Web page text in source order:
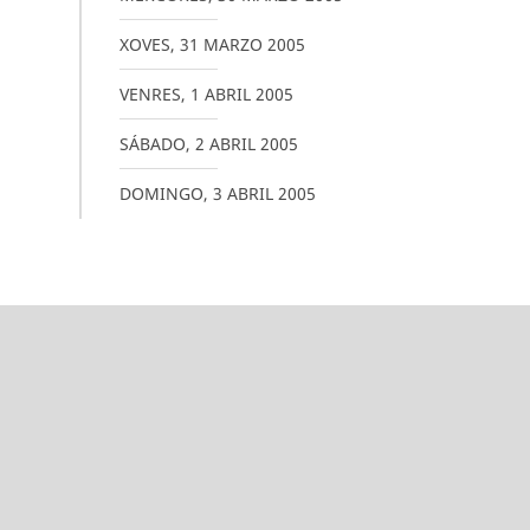
XOVES, 31 MARZO 2005
VENRES, 1 ABRIL 2005
SÁBADO, 2 ABRIL 2005
DOMINGO, 3 ABRIL 2005